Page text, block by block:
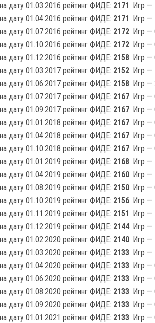
на дату 01.03.2016 рейтинг ФИДЕ: 2171. Игр —
на дату 01.04.2016 рейтинг ФИДЕ: 2171. Игр —
на дату 01.07.2016 рейтинг ФИДЕ: 2172. Игр —
на дату 01.10.2016 рейтинг ФИДЕ: 2172. Игр —
на дату 01.12.2016 рейтинг ФИДЕ: 2158. Игр —
на дату 01.03.2017 рейтинг ФИДЕ: 2152. Игр —
на дату 01.06.2017 рейтинг ФИДЕ: 2158. Игр —
на дату 01.07.2017 рейтинг ФИДЕ: 2167. Игр —
на дату 01.09.2017 рейтинг ФИДЕ: 2167. Игр —
на дату 01.01.2018 рейтинг ФИДЕ: 2167. Игр —
на дату 01.04.2018 рейтинг ФИДЕ: 2167. Игр —
на дату 01.10.2018 рейтинг ФИДЕ: 2167. Игр —
на дату 01.01.2019 рейтинг ФИДЕ: 2168. Игр —
на дату 01.04.2019 рейтинг ФИДЕ: 2160. Игр —
на дату 01.08.2019 рейтинг ФИДЕ: 2150. Игр —
на дату 01.10.2019 рейтинг ФИДЕ: 2156. Игр —
на дату 01.11.2019 рейтинг ФИДЕ: 2151. Игр —
на дату 01.12.2019 рейтинг ФИДЕ: 2144. Игр —
на дату 01.02.2020 рейтинг ФИДЕ: 2140. Игр —
на дату 01.03.2020 рейтинг ФИДЕ: 2133. Игр —
на дату 01.04.2020 рейтинг ФИДЕ: 2133. Игр —
на дату 01.06.2020 рейтинг ФИДЕ: 2133. Игр —
на дату 01.08.2020 рейтинг ФИДЕ: 2133. Игр —
на дату 01.09.2020 рейтинг ФИДЕ: 2133. Игр —
на дату 01.01.2021 рейтинг ФИДЕ: 2133. Игр —